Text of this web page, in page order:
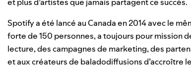
Spotify a été lancé au Canada en 2014 avec le
forte de 150 personnes, a toujours pour mission
lecture, des campagnes de marketing, des
et aux créateurs de baladodiffusions d’accroître